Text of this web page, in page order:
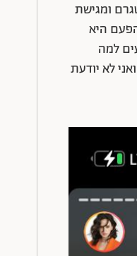
ומגישת
היא
למה
לא יודעת